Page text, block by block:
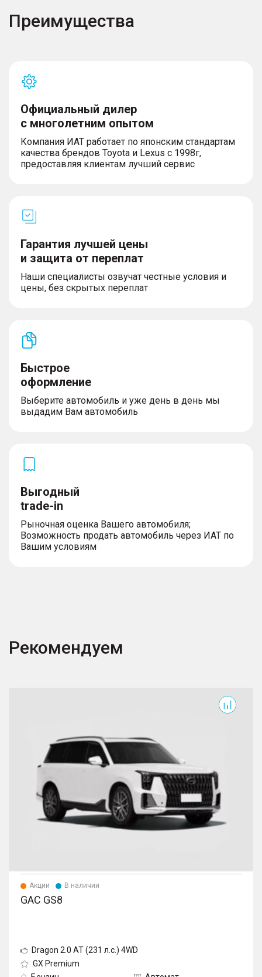
Преимущества
Официальный дилер
с многолетним опытом
Компания ИАТ работает по японским стандартам
качества брендов Toyota и Lexus с 1998г,
предоставляя клиентам лучший сервис
Гарантия лучшей цены
и защита от переплат
Наши специалисты озвучат честные условия и
цены, без скрытых переплат
Быстрое
оформление
Выберите автомобиль и уже день в день мы
выдадим Вам автомобиль
Выгодный
trade-in
Рыночная оценка Вашего автомобиля;
Возможность продать автомобиль через ИАТ по
Вашим условиям
Рекомендуем
Акции В наличии
GAC GS8
Dragon 2.0 AT (231 л.с.) 4WD
GX Premium